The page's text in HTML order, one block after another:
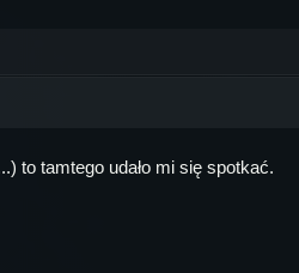
to tamtego udało mi się spotkać.